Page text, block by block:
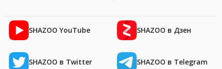
SHAZOO YouTube SHAZOO в Дзен
SHAZOO в Twitter SHAZOO в Telegram